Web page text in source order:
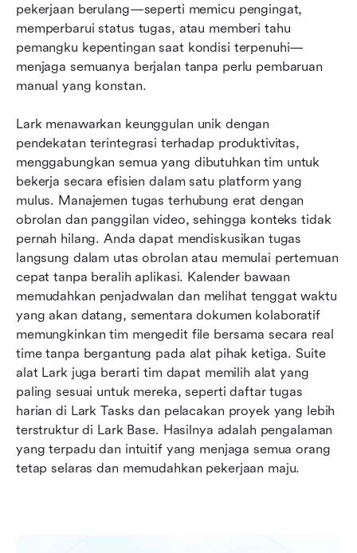
pekerjaan berulang—seperti memicu pengingat,
memperbarui status tugas, atau memberi tahu
pemangku kepentingan saat kondisi terpenuhi—
menjaga semuanya berjalan tanpa perlu pembaruan
manual yang konstan.
Lark menawarkan keunggulan unik dengan
pendekatan terintegrasi terhadap produktivitas,
menggabungkan semua yang dibutuhkan tim untuk
bekerja secara efisien dalam satu platform yang
mulus. Manajemen tugas terhubung erat dengan
obrolan dan panggilan video, sehingga konteks tidak
pernah hilang. Anda dapat mendiskusikan tugas
langsung dalam utas obrolan atau memulai pertemuan
cepat tanpa beralih aplikasi. Kalender bawaan
memudahkan penjadwalan dan melihat tenggat waktu
yang akan datang, sementara dokumen kolaboratif
memungkinkan tim mengedit file bersama secara real
time tanpa bergantung pada alat pihak ketiga. Suite
alat Lark juga berarti tim dapat memilih alat yang
paling sesuai untuk mereka, seperti daftar tugas
harian di Lark Tasks dan pelacakan proyek yang lebih
terstruktur di Lark Base. Hasilnya adalah pengalaman
yang terpadu dan intuitif yang menjaga semua orang
tetap selaras dan memudahkan pekerjaan maju.